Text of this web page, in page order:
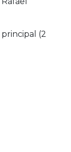
principal (2